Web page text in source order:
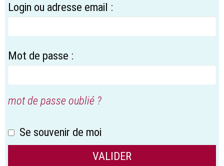
Login ou adresse email :
Mot de passe :
mot de passe oublié ?
Se souvenir de moi